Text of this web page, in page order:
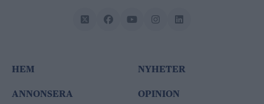
HEM
ANNONSERA
NYHETER
OPINION